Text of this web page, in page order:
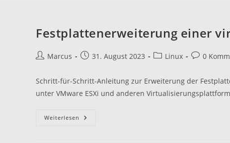
Festplattenerweiterung einer
Beitrags-
Marcus
Beitrag31. August 2023
Beitrags-
Linux
Beitrags-
0
Schritt-für-Schritt-Anleitung zur Erweiterung der
unter VMware ESXi und anderen
Weiterlesen Festplattenerweiterung